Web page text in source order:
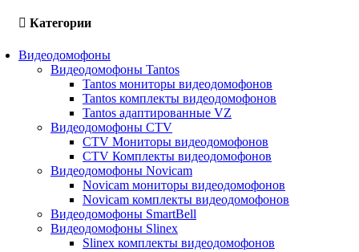
Категории
Видеодомофоны
Видеодомофоны Tantos
Tantos мониторы видеодомофонов
Tantos комплекты видеодомофонов
Tantos адаптированные VZ
Видеодомофоны CTV
CTV Мониторы видеодомофонов
CTV Комплекты видеодомофонов
Видеодомофоны Novicam
Novicam мониторы видеодомофонов
Novicam комплекты видеодомофонов
Видеодомофоны SmartBell
Видеодомофоны Slinex
Slinex комплекты видеодомофонов